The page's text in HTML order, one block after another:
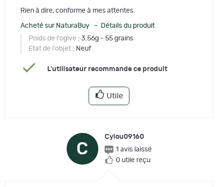
Rien à dire, conforme à mes attentes.
Acheté sur NaturaBuy – Détails du produit
Poids de l'ogive : 3.56g - 55 grains
Etat de l'objet : Neuf
L'utilisateur recommande ce produit
Utile
C
Cylou09160
1 avis laissé
0 utile reçu